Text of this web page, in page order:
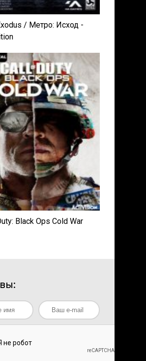
/ Метро: Исход -
Black Ops Cold War